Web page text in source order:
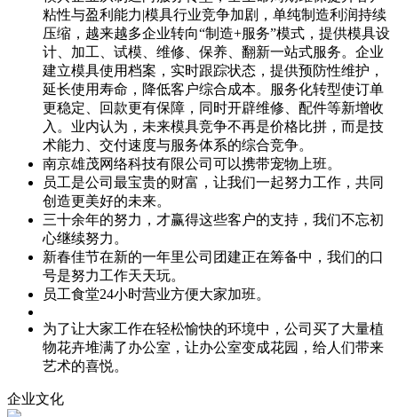
粘性与盈利能力|模具行业竞争加剧，单纯制造利润持续
压缩，越来越多企业转向“制造+服务”模式，提供模具设
计、加工、试模、维修、保养、翻新一站式服务。企业
建立模具使用档案，实时跟踪状态，提供预防性维护，
延长使用寿命，降低客户综合成本。服务化转型使订单
更稳定、回款更有保障，同时开辟维修、配件等新增收
入。业内认为，未来模具竞争不再是价格比拼，而是技
术能力、交付速度与服务体系的综合竞争。
南京雄茂网络科技有限公司可以携带宠物上班。
员工是公司最宝贵的财富，让我们一起努力工作，共同
创造更美好的未来。
三十余年的努力，才赢得这些客户的支持，我们不忘初
心继续努力。
新春佳节在新的一年里公司团建正在筹备中，我们的口
号是努力工作天天玩。
员工食堂24小时营业方便大家加班。
为了让大家工作在轻松愉快的环境中，公司买了大量植
物花卉堆满了办公室，让办公室变成花园，给人们带来
艺术的喜悦。
企业文化